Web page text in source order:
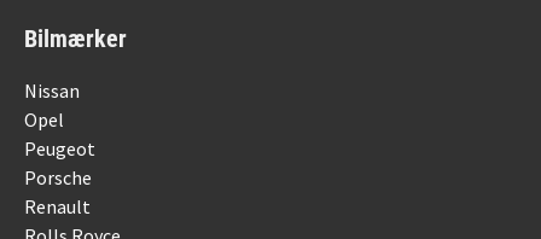
Bilmærker
Nissan
Opel
Peugeot
Porsche
Renault